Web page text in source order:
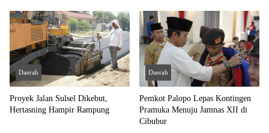
Daerah
Proyek Jalan Sulsel Dikebut,
Hertasning Hampir Rampung
Daerah
Pemkot Palopo Lepas Kontingen
Pramuka Menuju Jamnas XII di
Cibubur